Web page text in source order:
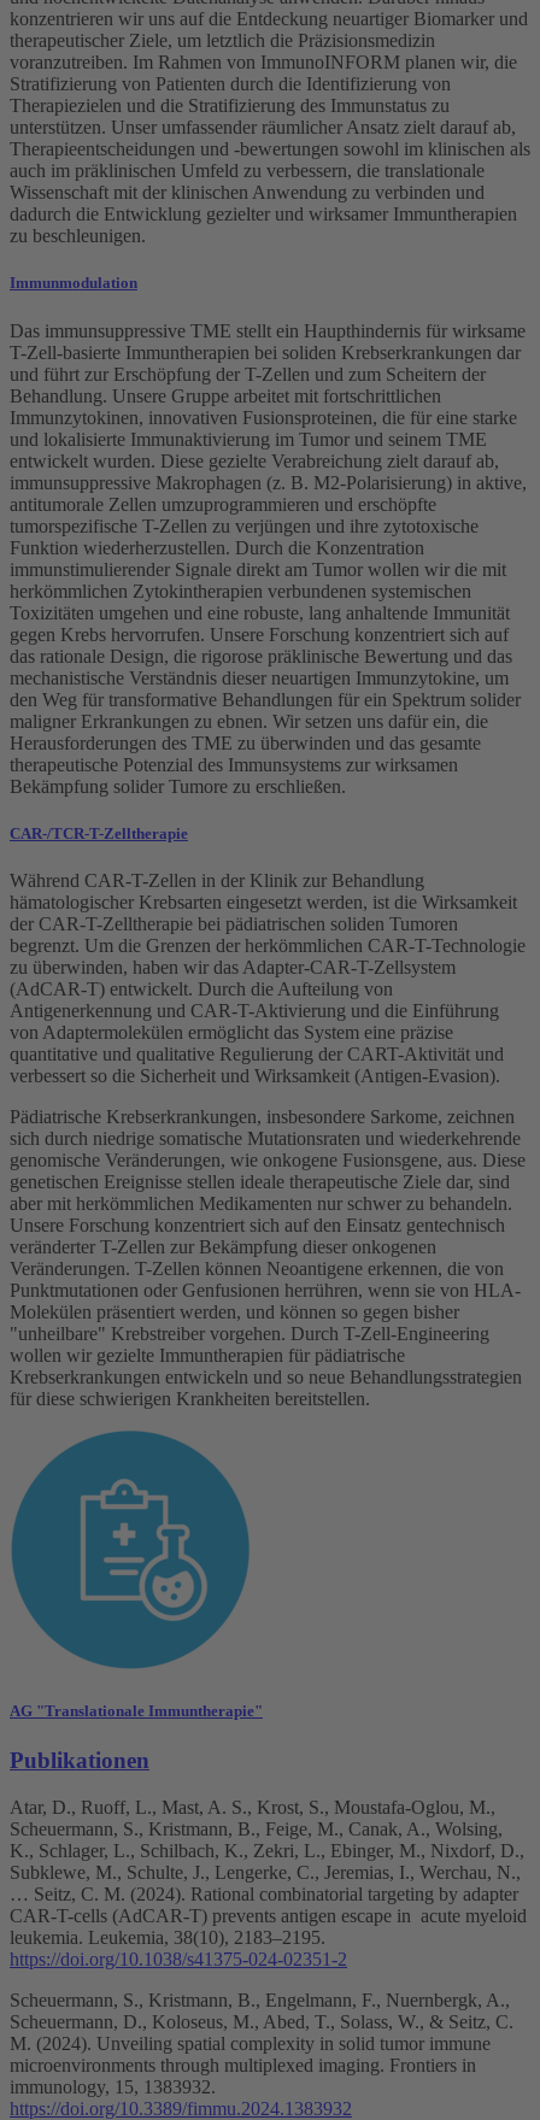
konzentrieren wir uns auf die Entdeckung neuartiger Biomarker und
therapeutischer Ziele, um letztlich die Präzisionsmedizin
voranzutreiben. Im Rahmen von ImmunoINFORM planen wir, die
Stratifizierung von Patienten durch die Identifizierung von
Therapiezielen und die Stratifizierung des Immunstatus zu
unterstützen. Unser umfassender räumlicher Ansatz zielt darauf ab,
Therapieentscheidungen und -bewertungen sowohl im klinischen als
auch im präklinischen Umfeld zu verbessern, die translationale
Wissenschaft mit der klinischen Anwendung zu verbinden und
dadurch die Entwicklung gezielter und wirksamer Immuntherapien
zu beschleunigen.
Immunmodulation
Das immunsuppressive TME stellt ein Haupthindernis für wirksame
T-Zell-basierte Immuntherapien bei soliden Krebserkrankungen dar
und führt zur Erschöpfung der T-Zellen und zum Scheitern der
Behandlung. Unsere Gruppe arbeitet mit fortschrittlichen
Immunzytokinen, innovativen Fusionsproteinen, die für eine starke
und lokalisierte Immunaktivierung im Tumor und seinem TME
entwickelt wurden. Diese gezielte Verabreichung zielt darauf ab,
immunsuppressive Makrophagen (z. B. M2-Polarisierung) in aktive,
antitumorale Zellen umzuprogrammieren und erschöpfte
tumorspezifische T-Zellen zu verjüngen und ihre zytotoxische
Funktion wiederherzustellen. Durch die Konzentration
immunstimulierender Signale direkt am Tumor wollen wir die mit
herkömmlichen Zytokintherapien verbundenen systemischen
Toxizitäten umgehen und eine robuste, lang anhaltende Immunität
gegen Krebs hervorrufen. Unsere Forschung konzentriert sich auf
das rationale Design, die rigorose präklinische Bewertung und das
mechanistische Verständnis dieser neuartigen Immunzytokine, um
den Weg für transformative Behandlungen für ein Spektrum solider
maligner Erkrankungen zu ebnen. Wir setzen uns dafür ein, die
Herausforderungen des TME zu überwinden und das gesamte
therapeutische Potenzial des Immunsystems zur wirksamen
Bekämpfung solider Tumore zu erschließen.
CAR-/TCR-T-Zelltherapie
Während CAR-T-Zellen in der Klinik zur Behandlung
hämatologischer Krebsarten eingesetzt werden, ist die Wirksamkeit
der CAR-T-Zelltherapie bei pädiatrischen soliden Tumoren
begrenzt. Um die Grenzen der herkömmlichen CAR-T-Technologie
zu überwinden, haben wir das Adapter-CAR-T-Zellsystem
(AdCAR-T) entwickelt. Durch die Aufteilung von
Antigenerkennung und CAR-T-Aktivierung und die Einführung
von Adaptermolekülen ermöglicht das System eine präzise
quantitative und qualitative Regulierung der CART-Aktivität und
verbessert so die Sicherheit und Wirksamkeit (Antigen-Evasion).
Pädiatrische Krebserkrankungen, insbesondere Sarkome, zeichnen
sich durch niedrige somatische Mutationsraten und wiederkehrende
genomische Veränderungen, wie onkogene Fusionsgene, aus. Diese
genetischen Ereignisse stellen ideale therapeutische Ziele dar, sind
aber mit herkömmlichen Medikamenten nur schwer zu behandeln.
Unsere Forschung konzentriert sich auf den Einsatz gentechnisch
veränderter T-Zellen zur Bekämpfung dieser onkogenen
Veränderungen. T-Zellen können Neoantigene erkennen, die von
Punktmutationen oder Genfusionen herrühren, wenn sie von HLA-
Molekülen präsentiert werden, und können so gegen bisher
"unheilbare" Krebstreiber vorgehen. Durch T-Zell-Engineering
wollen wir gezielte Immuntherapien für pädiatrische
Krebserkrankungen entwickeln und so neue Behandlungsstrategien
für diese schwierigen Krankheiten bereitstellen.
AG "Translationale Immuntherapie"
Publikationen
Atar, D., Ruoff, L., Mast, A. S., Krost, S., Moustafa-Oglou, M.,
Scheuermann, S., Kristmann, B., Feige, M., Canak, A., Wolsing,
K., Schlager, L., Schilbach, K., Zekri, L., Ebinger, M., Nixdorf, D.,
Subklewe, M., Schulte, J., Lengerke, C., Jeremias, I., Werchau, N.,
… Seitz, C. M. (2024). Rational combinatorial targeting by adapter
CAR-T-cells (AdCAR-T) prevents antigen escape in acute myeloid
leukemia. Leukemia, 38(10), 2183–2195.
https://doi.org/10.1038/s41375-024-02351-2
Scheuermann, S., Kristmann, B., Engelmann, F., Nuernbergk, A.,
Scheuermann, D., Koloseus, M., Abed, T., Solass, W., & Seitz, C.
M. (2024). Unveiling spatial complexity in solid tumor immune
microenvironments through multiplexed imaging. Frontiers in
immunology, 15, 1383932.
https://doi.org/10.3389/fimmu.2024.1383932